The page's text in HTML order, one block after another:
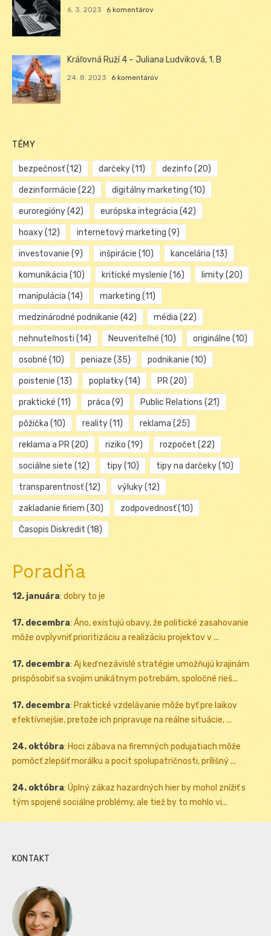
6. 3. 2023 6 komentárov
Kráľovná Ruží 4 – Juliana Ludviková, 1. B
24. 8. 2023 6 komentárov
TÉMY
bezpečnosť(12) darčeky(11) dezinfo (20)
dezinformácie (22) digitálny marketing (10)
euroregióny(42) európska integrácia (42)
hoaxy(12) internetový marketing (9)
investovanie (9) inšpirácie (10) kancelária (13)
komunikácia (10) kritické myslenie (16) limity(20)
manipulácia (14) marketing (11)
medzinárodné podnikanie (42) média (22)
nehnuteľnosti (14) Neuveriteľné (10) originálne (10)
osobné (10) peniaze (35) podnikanie (10)
poistenie (13) poplatky(14) PR(20)
praktické (11) práca (9) Public Relations (21)
pôžička (10) reality(11) reklama (25)
reklama a PR(20) riziko (19) rozpočet (22)
sociálne siete (12) tipy(10) tipy na darčeky(10)
transparentnosť(12) výluky(12)
zakladanie firiem (30) zodpovednosť(10)
Časopis Diskredit (18)
Poradňa
12. januára: dobry to je
17. decembra: Áno, existujú obavy, že politické zasahovanie
môže ovplyvniť prioritizáciu a realizáciu projektov v ...
17. decembra: Aj keď nezávislé stratégie umožňujú krajinám
prispôsobiť sa svojim unikátnym potrebám, spoločné rieš...
17. decembra: Praktické vzdelávanie môže byť pre laikov
efektívnejšie, pretože ich pripravuje na reálne situácie, ...
24. októbra: Hoci zábava na firemných podujatiach môže
pomôcť zlepšiť morálku a pocit spolupatričnosti, prílišný ...
24. októbra: Úplný zákaz hazardných hier by mohol znížiť s
tým spojené sociálne problémy, ale tiež by to mohlo vi...
KONTAKT